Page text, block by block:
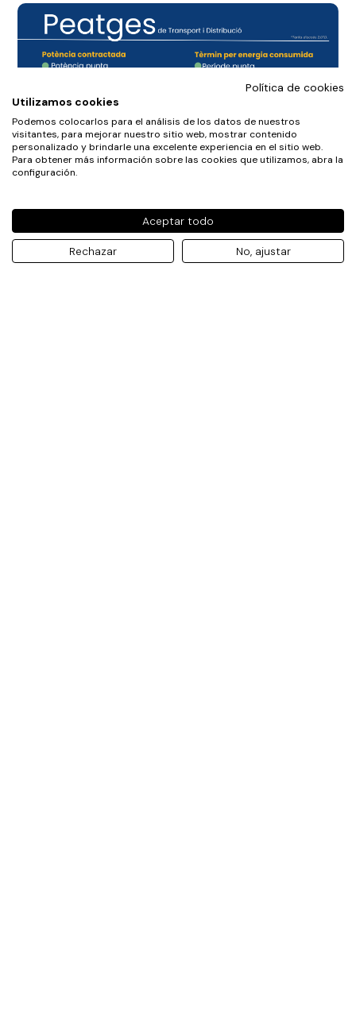
Política de cookies
Utilizamos cookies
Podemos colocarlos para el análisis de los datos de nuestros
visitantes, para mejorar nuestro sitio web, mostrar contenido
personalizado y brindarle una excelente experiencia en el sitio web.
Para obtener más información sobre las cookies que utilizamos, abra la
configuración.
Aceptar todo
Rechazar No, ajustar